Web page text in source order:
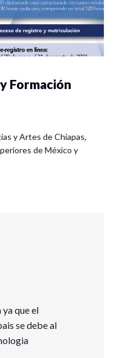
Formación
y Artes de Chiapas,
de México y
que el
se debe al